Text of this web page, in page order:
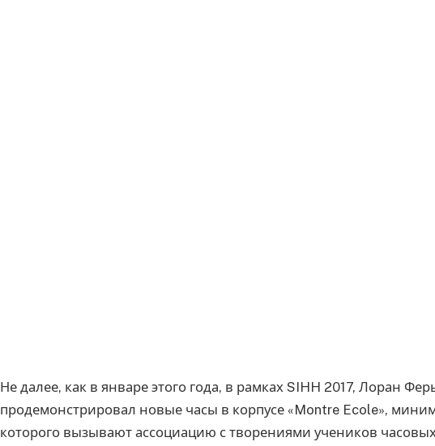
Не далее, как в январе этого года, в рамках SIHH 2017, Лоран
продемонстрировал новые часы в корпусе «Montre Ecole»,
которого вызывают ассоциацию с творениями учеников